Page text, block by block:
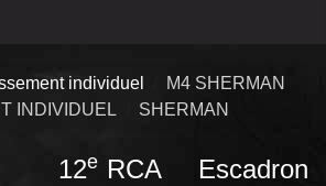
individuel
M4 SHERMAN
INDIVIDUEL
SHERMAN
12e RCA Escadron